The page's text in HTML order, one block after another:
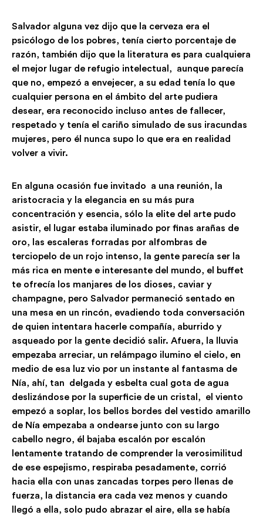
Salvador alguna vez dijo que la cerveza era el
psicólogo de los pobres, tenía cierto porcentaje de
razón, también dijo que la literatura es para cualquiera
el mejor lugar de refugio intelectual, aunque parecía
que no, empezó a envejecer, a su edad tenía lo que
cualquier persona en el ámbito del arte pudiera
desear, era reconocido incluso antes de fallecer,
respetado y tenía el cariño simulado de sus iracundas
mujeres, pero él nunca supo lo que era en realidad
volver a vivir.
En alguna ocasión fue invitado a una reunión, la
aristocracia y la elegancia en su más pura
concentración y esencia, sólo la elite del arte pudo
asistir, el lugar estaba iluminado por finas arañas de
oro, las escaleras forradas por alfombras de
terciopelo de un rojo intenso, la gente parecía ser la
más rica en mente e interesante del mundo, el buffet
te ofrecía los manjares de los dioses, caviar y
champagne, pero Salvador permaneció sentado en
una mesa en un rincón, evadiendo toda conversación
de quien intentara hacerle compañía, aburrido y
asqueado por la gente decidió salir. Afuera, la lluvia
empezaba arreciar, un relámpago ilumino el cielo, en
medio de esa luz vio por un instante al fantasma de
Nía, ahí, tan delgada y esbelta cual gota de agua
deslizándose por la superficie de un cristal, el viento
empezó a soplar, los bellos bordes del vestido amarillo
de Nía empezaba a ondearse junto con su largo
cabello negro, él bajaba escalón por escalón
lentamente tratando de comprender la verosimilitud
de ese espejismo, respiraba pesadamente, corrió
hacia ella con unas zancadas torpes pero llenas de
fuerza, la distancia era cada vez menos y cuando
llegó a ella, solo pudo abrazar el aire, ella se había